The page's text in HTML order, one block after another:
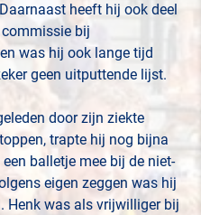
heeft hij ook deel
bij
was hij ook lange tijd
geen uitputtende lijst.
door zijn ziekte
trapte hij nog bijna
balletje mee bij de niet-
eigen zeggen was hij
Henk was als vrijwilliger bij